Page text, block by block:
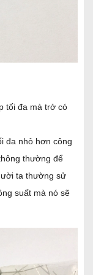
tối đa mà trở có
đa nhỏ hơn công
thường để
ta thường sử
suất mà nó sẽ